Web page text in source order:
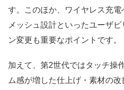
す。このほか、ワイヤレス充
メッシュ設計といったユーザ
ン変更も重要なポイントです。
加えて、第2世代ではタッチ操
ム感が増した仕上げ・素材の改